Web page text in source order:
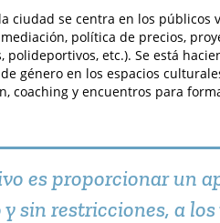
ciudad se centra en los
política de precios,
polideportivos, etc.). Se está
género en los espacios
coaching y encuentros para
es proporcionar un
sin restricciones, a